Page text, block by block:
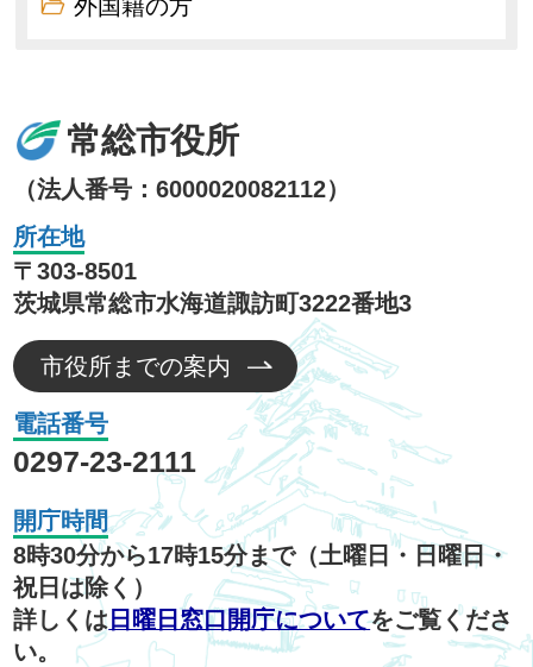
外国籍の方
常総市役所
（法人番号：6000020082112）
所在地
〒303-8501
茨城県常総市水海道諏訪町3222番地3
市役所までの案内
電話番号
0297-23-2111
開庁時間
8時30分から17時15分まで（土曜日・日曜日・
祝日は除く）
詳しくは 日曜日窓口開庁についてをご覧くださ
い。